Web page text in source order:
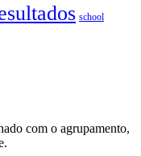
school
com o agrupamento,